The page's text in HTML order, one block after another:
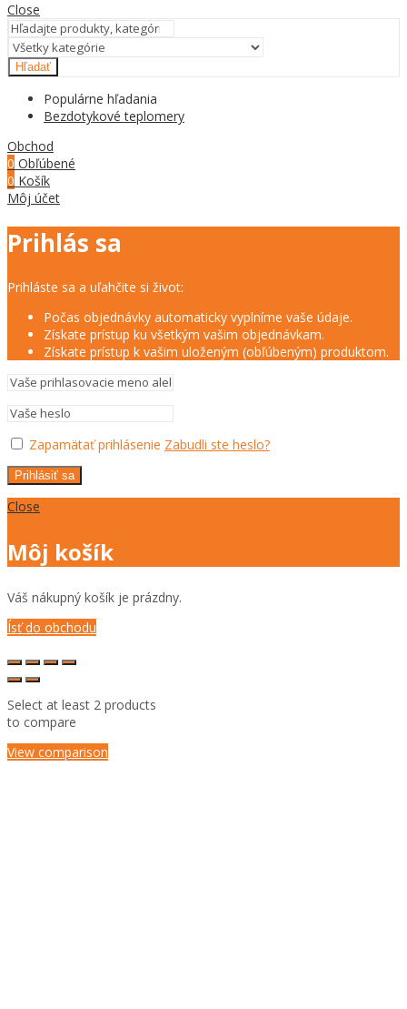
Close
Hľadať
Populárne hľadania
Bezdotykové teplomery
Obchod
0 Obľúbené
0 Košík
Môj účet
Prihlás sa
Prihláste sa a uľahčite si život:
Počas objednávky automaticky vyplníme vaše údaje.
Získate prístup ku všetkým vašim objednávkam.
Získate prístup k vašim uloženým (obľúbeným) produktom.
Zapamätať prihlásenie Zabudli ste heslo?
Prihlásiť sa
Close
Môj košík
Váš nákupný košík je prázdny.
Ísť do obchodu
Select at least 2 products
to compare
View comparison